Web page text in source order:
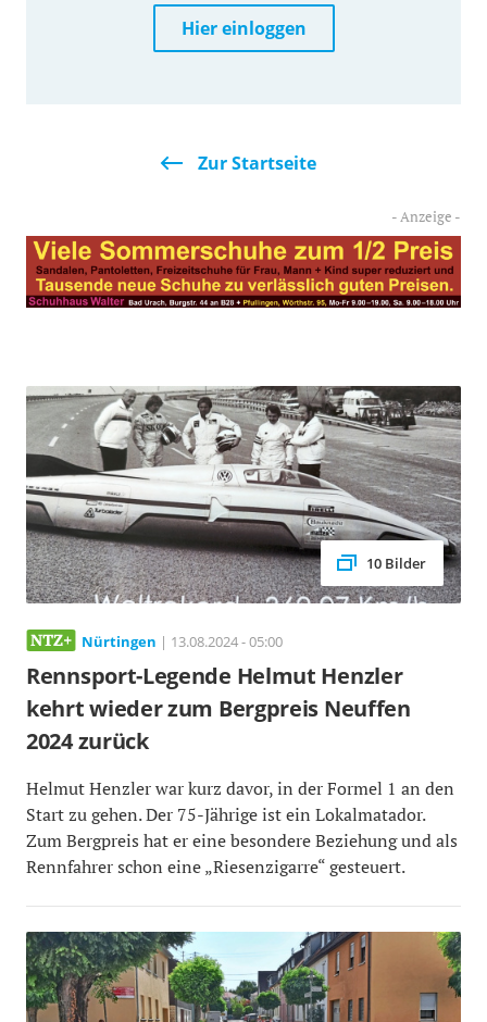
Hier einloggen
Zur Startseite
10 Bilder
Nürtingen | 13.08.2024 - 05:00
Rennsport-Legende Helmut Henzler
kehrt wieder zum Bergpreis Neuffen
2024 zurück
Helmut Henzler war kurz davor, in der Formel 1 an den
Start zu gehen. Der 75-Jährige ist ein Lokalmatador.
Zum Bergpreis hat er eine besondere Beziehung und als
Rennfahrer schon eine „Riesenzigarre“ gesteuert.